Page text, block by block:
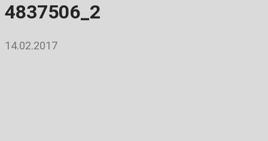
4837506_2
14.02.2017